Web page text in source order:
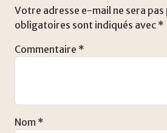
Votre adresse e-mail ne sera pas
obligatoires sont indiqués avec *
Commentaire *
Nom *